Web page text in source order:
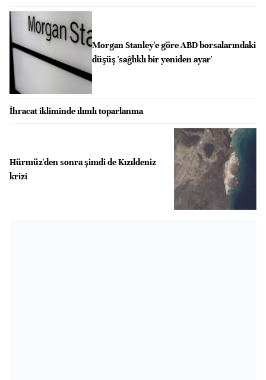
Morgan Stanley'e göre ABD borsalarındaki
düşüş 'sağlıklı bir yeniden ayar'
İhracat ikliminde ılımlı toparlanma
Hürmüz'den sonra şimdi de Kızıldeniz
krizi